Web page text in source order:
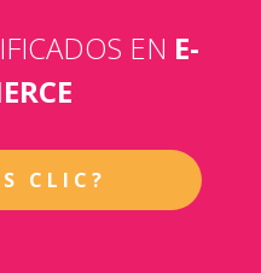
EN E-
CLIC?